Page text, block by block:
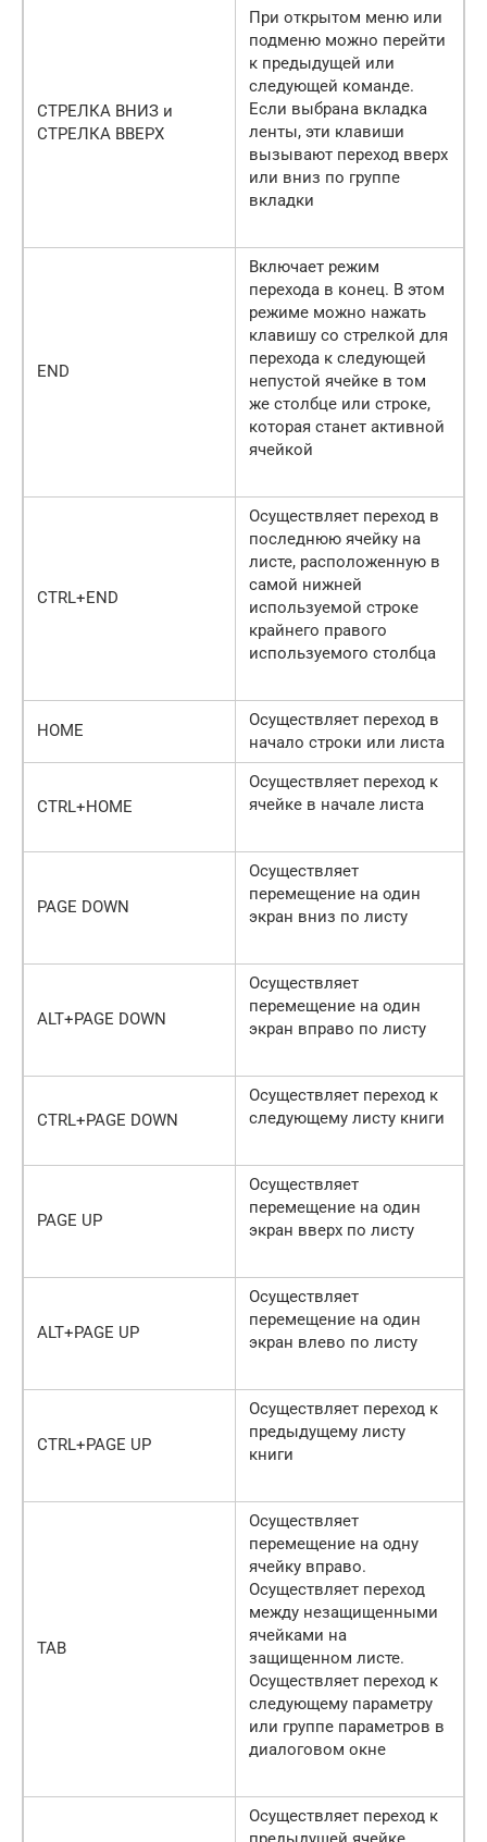
СТРЕЛКА ВНИЗ и
СТРЕЛКА ВВЕРХ
При открытом меню или
подменю можно перейти
к предыдущей или
следующей команде.
Если выбрана вкладка
ленты, эти клавиши
вызывают переход вверх
или вниз по группе
вкладки
END
Включает режим
перехода в конец. В этом
режиме можно нажать
клавишу со стрелкой для
перехода к следующей
непустой ячейке в том
же столбце или строке,
которая станет активной
ячейкой
CTRL+END
Осуществляет переход в
последнюю ячейку на
листе, расположенную в
самой нижней
используемой строке
крайнего правого
используемого столбца
HOME
Осуществляет переход в
начало строки или листа
CTRL+HOME
Осуществляет переход к
ячейке в начале листа
PAGE DOWN
Осуществляет
перемещение на один
экран вниз по листу
ALT+PAGE DOWN
Осуществляет
перемещение на один
экран вправо по листу
CTRL+PAGE DOWN
Осуществляет переход к
следующему листу книги
PAGE UP
Осуществляет
перемещение на один
экран вверх по листу
ALT+PAGE UP
Осуществляет
перемещение на один
экран влево по листу
CTRL+PAGE UP
Осуществляет переход к
предыдущему листу
книги
TAB
Осуществляет
перемещение на одну
ячейку вправо.
Осуществляет переход
между незащищенными
ячейками на
защищенном листе.
Осуществляет переход к
следующему параметру
или группе параметров в
диалоговом окне
Осуществляет переход к